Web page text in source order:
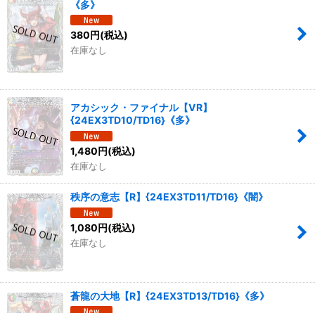
《多》
380円(税込)
在庫なし
アカシック・ファイナル【VR】
{24EX3TD10/TD16}《多》
1,480円(税込)
在庫なし
秩序の意志【R】{24EX3TD11/TD16}《闇》
1,080円(税込)
在庫なし
蒼龍の大地【R】{24EX3TD13/TD16}《多》